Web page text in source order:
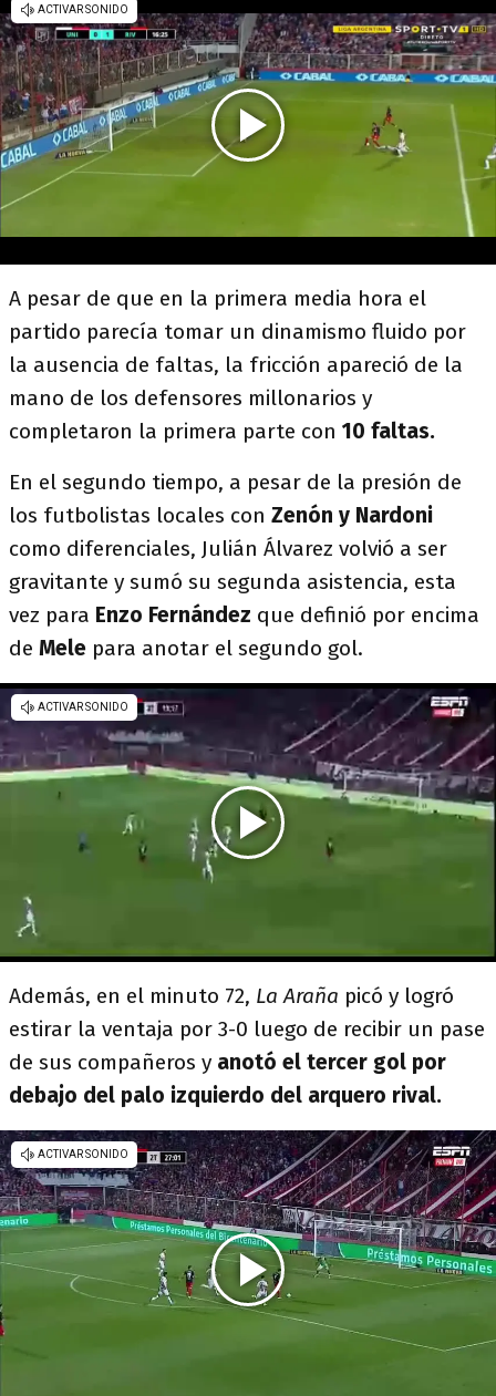
A pesar de que en la primera media hora el
partido parecía tomar un dinamismo fluido por
la ausencia de faltas, la fricción apareció de la
mano de los defensores millonarios y
completaron la primera parte con 10 faltas.
En el segundo tiempo, a pesar de la presión de
los futbolistas locales con Zenón y Nardoni
como diferenciales, Julián Álvarez volvió a ser
gravitante y sumó su segunda asistencia, esta
vez para Enzo Fernández que definió por encima
de Mele para anotar el segundo gol.
Además, en el minuto 72, La Araña picó y logró
estirar la ventaja por 3-0 luego de recibir un pase
de sus compañeros y anotó el tercer gol por
debajo del palo izquierdo del arquero rival.